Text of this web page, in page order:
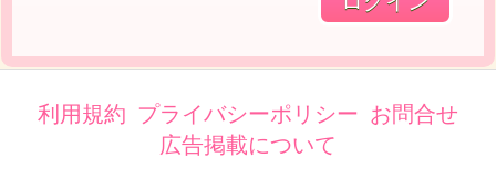
利用規約 プライバシーポリシー お問合せ
広告掲載について